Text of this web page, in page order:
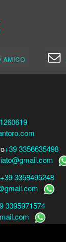
AMICO
+39 3356635498
+39 3358495248
3395971574